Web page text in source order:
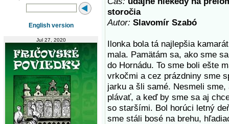
English version
Jul 27, 2020
storočia
Autor: Slavomír Szabó
Ilonka bola tá najlepšia
mala. Pamätám sa, ako sme
do Hornádu. To sme boli ešte
vrkočmi a cez prázdniny sme
jarku a šli samé. Nesmeli
plávať, a keď by sme sa aj
so staršími. Bol horúci letný
sme stáli bosé na brehu,